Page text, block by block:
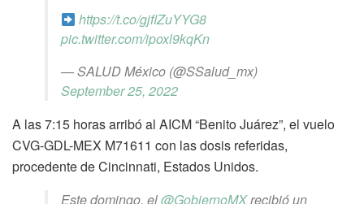
https://t.co/gjflZuYYG8
pic.twitter.com/ipoxl9kqKn
— SALUD México (@SSalud_mx)
September 25, 2022
A las 7:15 horas arribó al AICM “Benito Juárez”, el vuelo
CVG-GDL-MEX M71611 con las dosis referidas,
procedente de Cincinnati, Estados Unidos.
Este domingo, el@GobiernoMXrecibió un